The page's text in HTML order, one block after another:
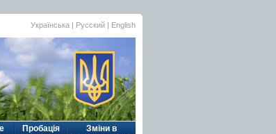
Українська | Русский | English
Пробація
Зміни в